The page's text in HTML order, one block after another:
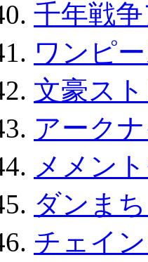
千年戦
ワンピ
文豪ス
アーク
メメン
ダンま
チェイ